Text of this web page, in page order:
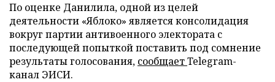
По оценке Данилила, одной из целей
деятельности «Яблоко» является консолидация
вокруг партии антивоенного электората с
последующей попыткой поставить под сомнение
результаты голосования, сообщаетTelegram-
канал ЭИСИ.